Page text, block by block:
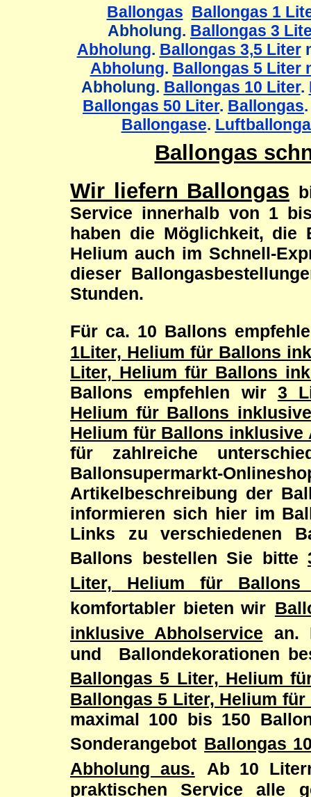
Ballongas Ballongas 1
Abholung. Ballongas 3
Abholung. Ballongas 3,5 Liter
Abholung. Ballongas 5 Liter
Abholung. Ballongas 10 Liter.
Ballongas 50 Liter. Ballongas
Ballongase.
Ballongas
Wir liefern Ballongas
Service innerhalb von 1
haben die Möglichkeit, die
Helium auch im Schnell-
dieser
Stunden.
Für ca. 10 Ballons
1Liter, Helium für Ballons
Liter, Helium für Ballons
Ballons empfehlen wir 3
Helium für Ballons
Helium für Ballons inklusive
für zahlreiche
Ballonsupermarkt-
Artikelbeschreibung der
informieren sich hier im
Links zu verschiedenen
Ballons bestellen Sie bitte
Liter, Helium für Ballons
komfortabler bieten wir
inklusive Abholservice
an.
und Ballondekorationen
Ballongas 5 Liter, Helium
Ballongas 5 Liter, Helium
maximal 100 bis 150
Sonderangebot Ballongas
Abholung aus.
Ab 10
praktischen Service alle